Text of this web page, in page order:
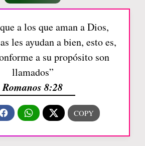
a los que aman a Dios,
les ayudan a bien, esto es,
a su propósito son
llamados”
Romanos 8:28